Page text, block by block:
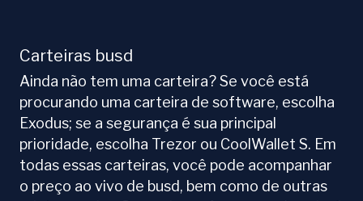
Carteiras busd
Ainda não tem uma carteira? Se você está
procurando uma carteira de software, escolha
Exodus; se a segurança é sua principal
prioridade, escolha Trezor ou CoolWallet S. Em
todas essas carteiras, você pode acompanhar
o preço ao vivo de busd, bem como de outras